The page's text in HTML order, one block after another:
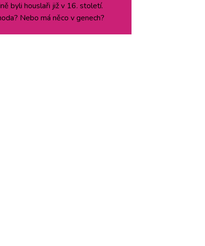
byli houslaři již v 16. století.
Nebo má něco v genech?